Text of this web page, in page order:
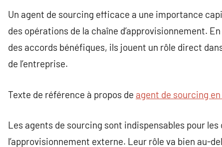
Un agent de sourcing efficace a une importance
des opérations de la chaîne d’approvisionnement.
des accords bénéfiques, ils jouent un rôle direct
de l’entreprise.
Texte de référence à propos de agent de sourcing
Les agents de sourcing sont indispensables pour
l’approvisionnement externe. Leur rôle va bien au-